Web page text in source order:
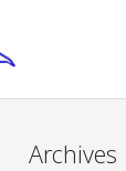
Archives